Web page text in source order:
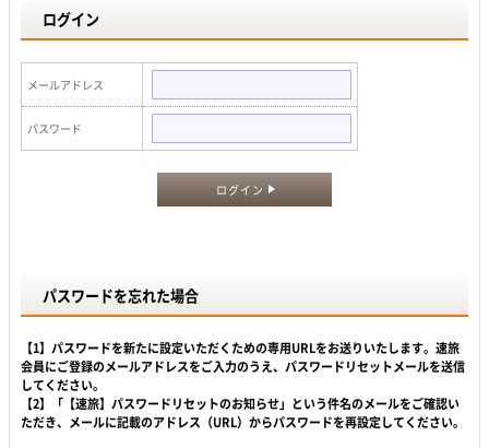
ログイン
メールアドレス
パスワード
ログイン
パスワードを忘れた場合
【1】パスワードを新たに設定いただくための専用URLをお送りいたします。速旅
会員にご登録のメールアドレスをご入力のうえ、パスワードリセットメールを送信
してください。
【2】「【速旅】パスワードリセットのお知らせ」という件名のメールをご確認い
ただき、メールに記載のアドレス（URL）からパスワードを再設定してください。